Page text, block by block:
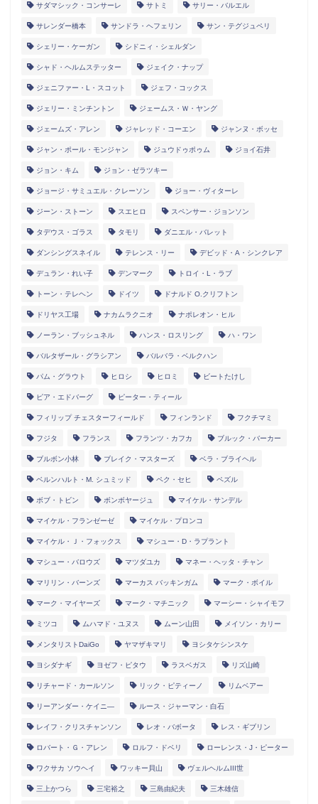
サダマシック・コンサーレ サトミ サリー・バルエル
サレンダー橋本 サンドラ・ヘフェリン サン・テグジュペリ
シェリー・ケーガン シドニィ・シェルダン
シャド・ヘルムステッター ジェイク・ナップ
ジェニファー・L・スコット ジェフ・コックス
ジェリー・ミンチントン ジェームス・Ｗ・ヤング
ジェームズ・アレン ジャレッド・コーエン ジャンヌ・ボッセ
ジャン・ポール・モンジャン ジュウドゥポゥム ジョイ石井
ジョン・キム ジョン・ゼラツキー
ジョージ・サミュエル・クレーソン ジョー・ヴィターレ
ジーン・ストーン スエヒロ スペンサー・ジョンソン
タデウス・ゴラス タモリ ダニエル・バレット
ダンシングスネイル テレンス・リー デビッド・A・シンクレア
デュラン・れい子 デンマーク トロイ・L・ラブ
トーン・テレヘン ドイツ ドナルド O.クリフトン
ドリヤス工場 ナカムラクニオ ナポレオン・ヒル
ノーラン・ブッシュネル ハンス・ロスリング ハ・ワン
バルタザール・グラシアン バルバラ・ベルクハン
パム・グラウト ヒロシ ヒロミ ビートたけし
ピア・エドバーグ ピーター・ティール
フィリップ チェスターフィールド フィンランド フクチマミ
フジタ フランス フランツ・カフカ ブルック・バーカー
ブルボン小林 ブレイク・マスターズ ベラ・ブライヘル
ベルンハルト・M. シュミッド ペク・セヒ ペズル
ボブ・トビン ボンボヤージュ マイケル・サンデル
マイケル・フランゼーゼ マイケル・プロンコ
マイケル・Ｊ・フォックス マシュー・D・ラプラント
マシュー・バロウズ マツダユカ マネー・ヘッタ・チャン
マリリン・バーンズ マーカス バッキンガム マーク・ボイル
マーク・マイヤーズ マーク・マチニック マーシー・シャイモフ
ミツコ ムハマド・ユヌス ムーン山田 メイソン・カリー
メンタリストDaiGo ヤマザキマリ ヨシタケシンスケ
ヨシダナギ ヨゼフ・ピタウ ラスベガス リズ山崎
リチャード・カールソン リック・ピティーノ リムベアー
リーアンダー・ケイニ― ルース・ジャーマン・白石
レイフ・クリスチャンソン レオ・バボータ レス・ギブリン
ロバート・Ｇ・アレン ロルフ・ドベリ ローレンス・J・ピーター
ワクサカ ソウヘイ ワッキー貝山 ヴェルヘルムIII世
三上かつら 三宅裕之 三島由紀夫 三木雄信